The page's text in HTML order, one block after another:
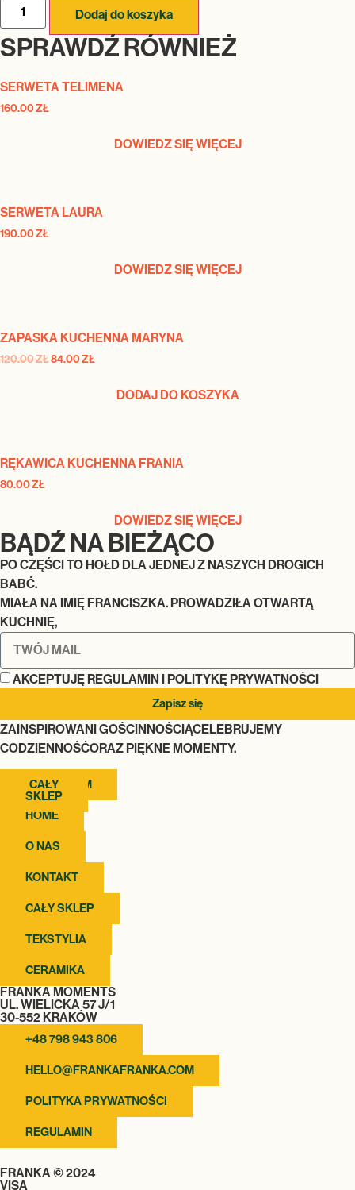
Dodaj do koszyka
SPRAWDŹ RÓWNIEŻ
SERWETA TELIMENA
160.00ZŁ
DOWIEDZ SIĘ WIĘCEJ
SERWETA LAURA
190.00ZŁ
DOWIEDZ SIĘ WIĘCEJ
ZAPASKA KUCHENNA MARYNA
120.00ZŁ84.00ZŁ
DODAJ DO KOSZYKA
RĘKAWICA KUCHENNA FRANIA
80.00ZŁ
DOWIEDZ SIĘ WIĘCEJ
BĄDŹ NA BIEŻĄCO
PO CZĘŚCI TO HOŁD DLA JEDNEJ Z NASZYCH DROGICH
BABĆ.
MIAŁA NA IMIĘ FRANCISZKA. PROWADZIŁA OTWARTĄ
KUCHNIĘ,
AKCEPTUJĘ REGULAMIN I POLITYKĘ PRYWATNOŚCI
Zapisz się
ZAINSPIROWANI GOŚCINNOŚCIĄCELEBRUJEMY
CODZIENNOŚĆORAZ PIĘKNE MOMENTY.
CAŁY
SKLEP
INSTAGRAM
HOME
O NAS
KONTAKT
CAŁY SKLEP
TEKSTYLIA
CERAMIKA
FRANKA MOMENTS
UL. WIELICKA 57 J/1
30-552 KRAKÓW
+48 798 943 806
HELLO@FRANKAFRANKA.COM
POLITYKA PRYWATNOŚCI
REGULAMIN
FRANKA © 2024
VISA